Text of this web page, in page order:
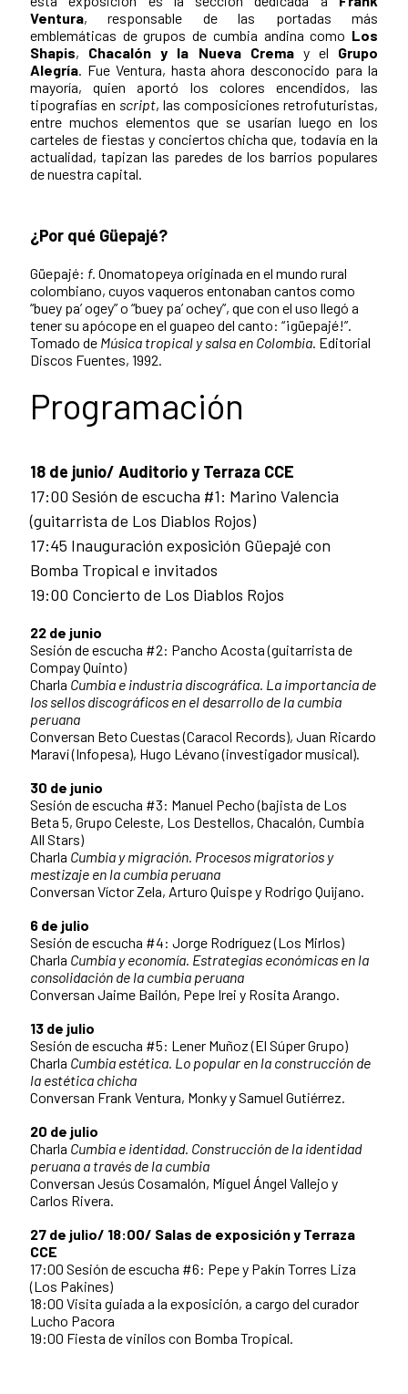
Ventura, responsable de las portadas más
emblemáticas de grupos de cumbia andina como Los
Shapis, Chacalón y la Nueva Cremay el Grupo
Alegría. Fue Ventura, hasta ahora desconocido para la
mayoría, quien aportó los colores encendidos, las
tipografías en script, las composiciones retrofuturistas,
entre muchos elementos que se usarían luego en los
carteles de fiestas y conciertos chicha que, todavía en la
actualidad, tapizan las paredes de los barrios populares
de nuestra capital.
¿Por qué Güepajé?
Güepajé: f. Onomatopeya originada en el mundo rural
colombiano, cuyos vaqueros entonaban cantos como
“buey pa’ ogey” o “buey pa’ ochey”, que con el uso llegó a
tener su apócope en el guapeo del canto: “¡güepajé!”.
Tomado de Música tropical y salsa en Colombia. Editorial
Discos Fuentes, 1992.
Programación
18 de junio/ Auditorio y Terraza CCE
17:00 Sesión de escucha #1: Marino Valencia
(guitarrista de Los Diablos Rojos)
17:45 Inauguración exposición Güepajé con
Bomba Tropical e invitados
19:00 Concierto de Los Diablos Rojos
22 de junio
Sesión de escucha #2: Pancho Acosta (guitarrista de
Compay Quinto)
Charla Cumbia e industria discográfica. La importancia de
los sellos discográficos en el desarrollo de la cumbia
peruana
Conversan Beto Cuestas (Caracol Records), Juan Ricardo
Maraví (Infopesa), Hugo Lévano (investigador musical).
30 de junio
Sesión de escucha #3: Manuel Pecho (bajista de Los
Beta 5, Grupo Celeste, Los Destellos, Chacalón, Cumbia
All Stars)
Charla Cumbia y migración. Procesos migratorios y
mestizaje en la cumbia peruana
Conversan Víctor Zela, Arturo Quispe y Rodrigo Quijano.
6 de julio
Sesión de escucha #4: Jorge Rodríguez (Los Mirlos)
Charla Cumbia y economía. Estrategias económicas en la
consolidación de la cumbia peruana
Conversan Jaime Bailón, Pepe Irei y Rosita Arango.
13 de julio
Sesión de escucha #5: Lener Muñoz (El Súper Grupo)
Charla Cumbia estética. Lo popular en la construcción de
la estética chicha
Conversan Frank Ventura, Monky y Samuel Gutiérrez.
20 de julio
Charla Cumbia e identidad. Construcción de la identidad
peruana a través de la cumbia
Conversan Jesús Cosamalón, Miguel Ángel Vallejo y
Carlos Rivera.
27 de julio/ 18:00/ Salas de exposición y Terraza
CCE
17:00 Sesión de escucha #6: Pepe y Pakín Torres Liza
(Los Pakines)
18:00 Visita guiada a la exposición, a cargo del curador
Lucho Pacora
19:00 Fiesta de vinilos con Bomba Tropical.